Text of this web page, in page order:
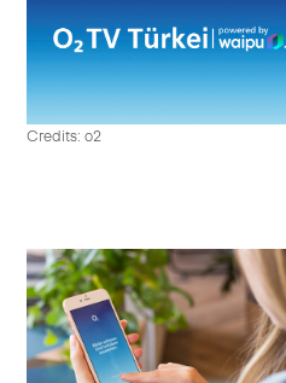
Credits: o2